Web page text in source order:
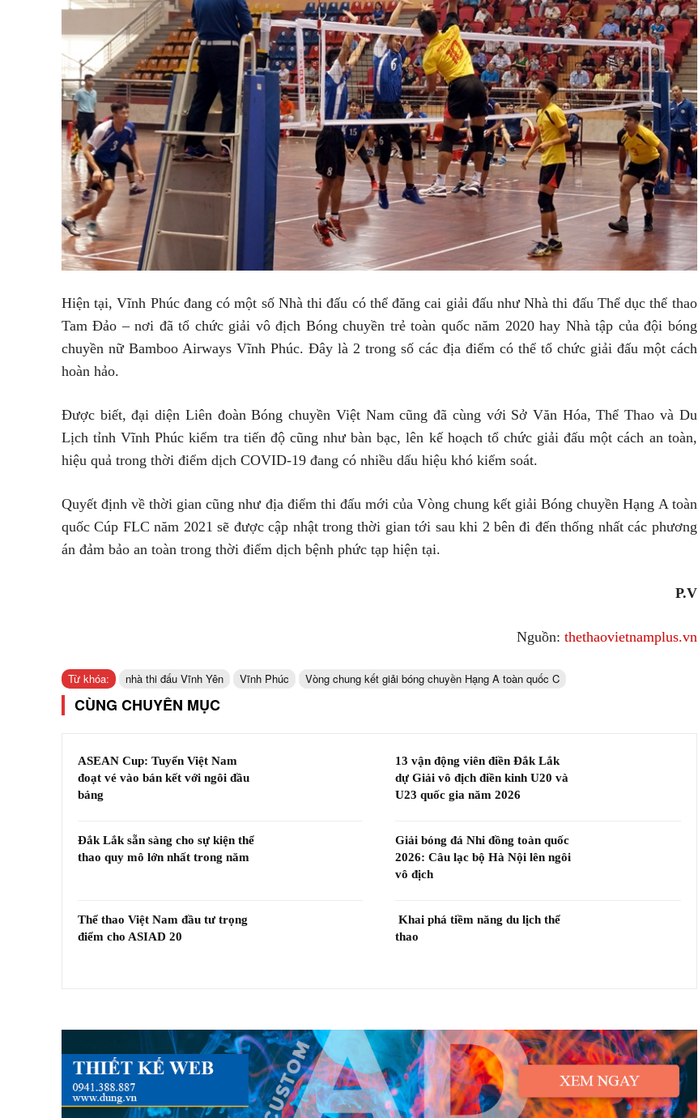
Hiện tại, Vĩnh Phúc đang có một số Nhà thi đấu có thể đăng cai giải đấu như Nhà thi đấu Thể dục thể thao
Tam Đảo – nơi đã tổ chức giải vô địch Bóng chuyền trẻ toàn quốc năm 2020 hay Nhà tập của đội bóng
chuyền nữ Bamboo Airways Vĩnh Phúc. Đây là 2 trong số các địa điểm có thể tổ chức giải đấu một cách
hoàn hảo.
Được biết, đại diện Liên đoàn Bóng chuyền Việt Nam cũng đã cùng với Sở Văn Hóa, Thể Thao và Du
Lịch tỉnh Vĩnh Phúc kiểm tra tiến độ cũng như bàn bạc, lên kế hoạch tổ chức giải đấu một cách an toàn,
hiệu quả trong thời điểm dịch COVID-19 đang có nhiều dấu hiệu khó kiểm soát.
Quyết định về thời gian cũng như địa điểm thi đấu mới của Vòng chung kết giải Bóng chuyền Hạng A toàn
quốc Cúp FLC năm 2021 sẽ được cập nhật trong thời gian tới sau khi 2 bên đi đến thống nhất các phương
án đảm bảo an toàn trong thời điểm dịch bệnh phức tạp hiện tại.
P.V
Nguồn: thethaovietnamplus.vn
Từ khóa: nhà thi đấu Vĩnh Yên Vĩnh Phúc Vòng chung kết giải bóng chuyền Hạng A toàn quốc C
CÙNG CHUYÊN MỤC
ASEAN Cup: Tuyển Việt Nam
đoạt vé vào bán kết với ngôi đầu
bảng
13 vận động viên điền Đắk Lắk
dự Giải vô địch điền kinh U20 và
U23 quốc gia năm 2026
Đắk Lắk sẵn sàng cho sự kiện thể
thao quy mô lớn nhất trong năm
Giải bóng đá Nhi đồng toàn quốc
2026: Câu lạc bộ Hà Nội lên ngôi
vô địch
Thể thao Việt Nam đầu tư trọng
điểm cho ASIAD 20
Khai phá tiềm năng du lịch thể
thao